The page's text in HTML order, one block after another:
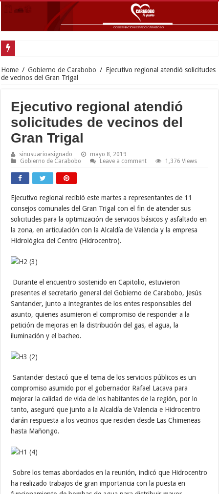
Home / Gobierno de Carabobo / Ejecutivo regional atendió solicitudes
de vecinos del Gran Trigal
Ejecutivo regional atendió
solicitudes de vecinos del
Gran Trigal
sinusuarioasignado
mayo 8, 2019
Gobierno de Carabobo
Leave a comment 1,376 Views
Ejecutivo regional recibió este martes a representantes de 11
consejos comunales del Gran Trigal con el fin de atender sus
solicitudes para la optimización de servicios básicos y asfaltado en
la zona, en articulación con la Alcaldía de Valencia y la empresa
Hidrológica del Centro (Hidrocentro).
Durante el encuentro sostenido en Capitolio, estuvieron
presentes el secretario general del Gobierno de Carabobo, Jesús
Santander, junto a integrantes de los entes responsables del
asunto, quienes asumieron el compromiso de responder a la
petición de mejoras en la distribución del gas, el agua, la
iluminación y el bacheo.
Santander destacó que el tema de los servicios públicos es un
compromiso asumido por el gobernador Rafael Lacava para
mejorar la calidad de vida de los habitantes de la región, por lo
tanto, aseguró que junto a la Alcaldía de Valencia e Hidrocentro
darán respuesta a los vecinos que residen desde Las Chimeneas
hasta Mañongo.
Sobre los temas abordados en la reunión, indicó que Hidrocentro
ha realizado trabajos de gran importancia con la puesta en